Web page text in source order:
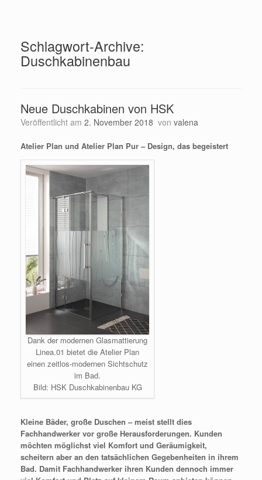
Schlagwort-Archive:
Duschkabinenbau
Neue Duschkabinen von HSK
Veröffentlicht am 2. November 2018 von valena
Atelier Plan und Atelier Plan Pur – Design, das begeistert
Dank der modernen Glasmattierung
Linea.01 bietet die Atelier Plan
einen zeitlos-modernen Sichtschutz
im Bad.
Bild: HSK Duschkabinenbau KG
Kleine Bäder, große Duschen – meist stellt dies
Fachhandwerker vor große Herausforderungen. Kunden
möchten möglichst viel Komfort und Geräumigkeit,
scheitern aber an den tatsächlichen Gegebenheiten in ihrem
Bad. Damit Fachhandwerker ihren Kunden dennoch immer